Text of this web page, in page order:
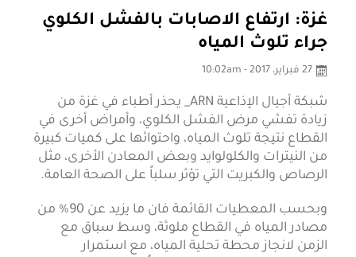
غزة: ارتفاع الاصابات بالفشل الكلوي
جراء تلوث المياه
27 فبراير، 2017 - 10:02am
شبكة أجيال الإذاعية ARN_ يحذر أطباء في غزة من
زيادة تفشي مرض الفشل الكلوي، وأمراض أخرى في
القطاع نتيجة تلوث المياه، واحتوائها على كميات كبيرة
من النيترات والكلولوايد وبعض المعادن الأخرى، مثل
الرصاص والكبريت التي تؤثر سلباً على الصحة العامة.
وبحسب المعطيات القائمة فان ما يزيد عن 90% من
مصادر المياه في القطاع ملوثة، وسط سباق مع
الزمن لانجاز محطة تحلية المياه، مع استمرار